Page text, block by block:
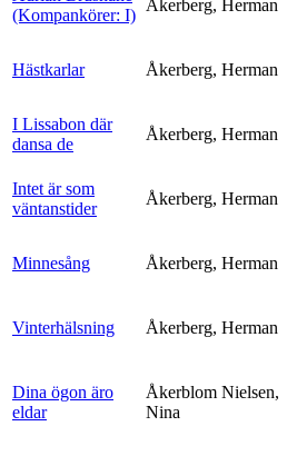
(Kompankörer: I)
Åkerberg, Herman
Hästkarlar Åkerberg, Herman
I Lissabon där
dansa de
Åkerberg, Herman
Intet är som
väntanstider
Åkerberg, Herman
Minnesång Åkerberg, Herman
Vinterhälsning Åkerberg, Herman
Dina ögon äro
eldar
Åkerblom Nielsen,
Nina